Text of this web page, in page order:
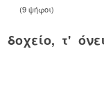
(9 ψήφοι)
τ'